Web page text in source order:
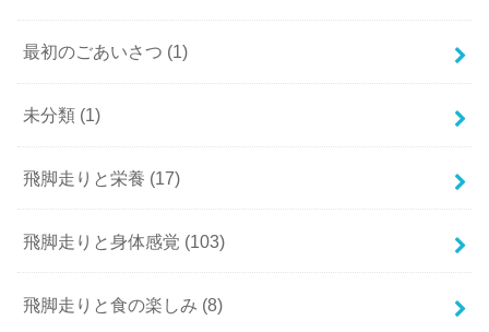
最初のごあいさつ (1)
未分類 (1)
飛脚走りと栄養 (17)
飛脚走りと身体感覚 (103)
飛脚走りと食の楽しみ (8)